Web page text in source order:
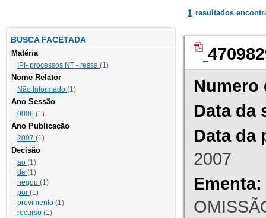
BUSCA FACETADA
Matéria
IPI- processos NT - ressa (1)
Nome Relator
Não Informado (1)
Ano Sessão
0006 (1)
Ano Publicação
2007 (1)
Decisão
ao (1)
de (1)
negou (1)
por (1)
provimento (1)
recurso (1)
1 resultados
Numero
Data da
Data da
2007
Ementa: